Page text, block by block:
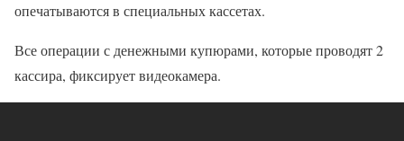
опечатываются в специальных кассетах.
Все операции с денежными купюрами, которые проводят 2
кассира, фиксирует видеокамера.